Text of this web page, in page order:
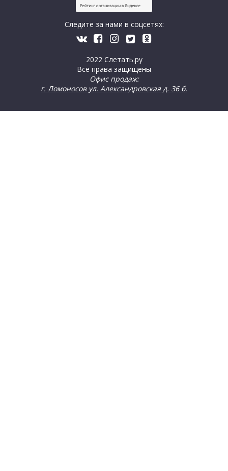
2022 Слетать.ру
Все права защищены
Офис продаж:
г. Ломоносов ул. Александровская д. 36 б.
Следите за нами в соцсетях: